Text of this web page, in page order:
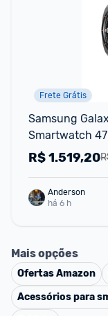
Frete Grátis
Samsung
Smartwatch
Aeroespacial
R$1.519,20
Anderson
há 6 h
Mais opções
OfertasAmazon
Acessórios para